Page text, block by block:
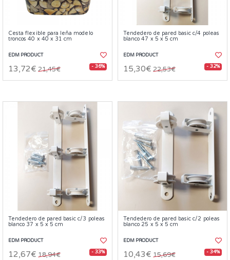
Cesta flexible para leña modelo
troncos 40 x 40 x 31 cm
EDM PRODUCT
13,72€ 21,45€ - 36%
Tendedero de pared basic c/4 poleas
blanco 47 x 5 x 5 cm
EDM PRODUCT
15,30€ 22,53€ - 32%
Tendedero de pared basic c/3 poleas
blanco 37 x 5 x 5 cm
EDM PRODUCT
12,67€ 18,94€ - 33%
Tendedero de pared basic c/2 poleas
blanco 25 x 5 x 5 cm
EDM PRODUCT
10,43€ 15,69€ - 34%